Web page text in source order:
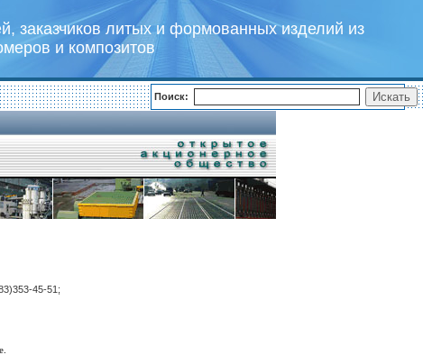
заказчиков литых и формованных изделий из
и композитов
Поиск:
45-51;